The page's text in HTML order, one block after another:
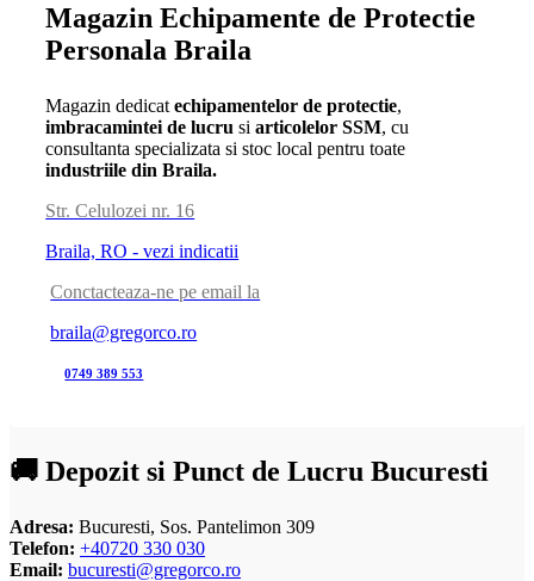
Magazin Echipamente de Protectie
Personala Braila
Magazin dedicatechipamentelor de protectie,
imbracamintei de lucru siarticolelor SSM, cu
consultanta specializata si stoc local pentru toate
industriile din Braila.
Str. Celulozei nr. 16
Braila, RO - vezi indicatii
Conctacteaza-ne pe email la
braila@gregorco.ro
0749 389 553
🚚 Depozit si Punct de Lucru Bucuresti
Adresa: Bucuresti, Sos. Pantelimon 309
Telefon: +40720 330 030
Email: bucuresti@gregorco.ro